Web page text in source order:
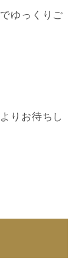
ゆっくりご
りお待ちし